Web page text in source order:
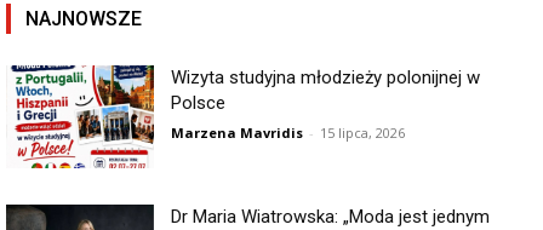
NAJNOWSZE
Wizyta studyjna młodzieży polonijnej w
Polsce
Marzena Mavridis - 15 lipca, 2026
Dr Maria Wiatrowska: „Moda jest jednym